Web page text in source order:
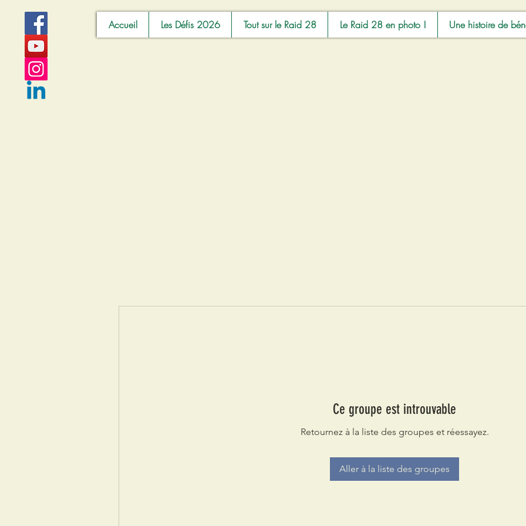
Accueil Les Défis 2026 Tout sur le Raid 28 Le Raid 28 en photo ! Une histoire de
Ce groupe est introuvable
Retournez à la liste des groupes et réessayez.
Aller à la liste des groupes